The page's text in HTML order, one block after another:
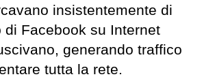
insistentemente di
di Facebook su Internet
generando traffico
tutta la rete.